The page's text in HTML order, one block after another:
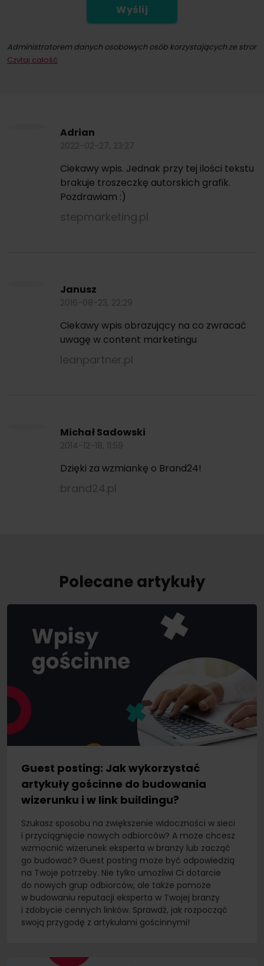
Wyślij
Administratorem danych osobowych osób korzystających ze strony
Dokonując zapisu na newsletter wyrażacie Państwo zgodę na
Czytaj całość
Adrian
2022-02-27, 23:27
Ciekawy wpis. Jednak przy tej ilości tekstu
brakuje troszeczkę autorskich grafik.
Pozdrawiam :)
stepmarketing.pl
Janusz
2016-08-23, 22:29
Ciekawy wpis obrazujący na co zwracać
uwagę w content marketingu
leanpartner.pl
Michał Sadowski
2014-12-18, 11:59
Dzięki za wzmiankę o Brand24!
brand24.pl
Polecane artykuły
Guest posting: Jak wykorzystać
artykuły gościnne do budowania
wizerunku i w link buildingu?
Szukasz sposobu na zwiększenie widoczności w sieci
i przyciągnięcie nowych odbiorców? A może chcesz
wzmocnić wizerunek eksperta w branży lub zacząć
go budować? Guest posting może być odpowiedzią
na Twoje potrzeby. Nie tylko umożliwi Ci dotarcie
do nowych grup odbiorców, ale także pomoże
w budowaniu reputacji eksperta w Twojej branży
i zdobycie cennych linków. Sprawdź, jak rozpocząć
swoją przygodę z artykułami gościnnymi!